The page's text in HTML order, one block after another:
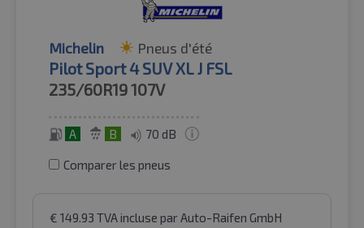
Michelin Pneus d'été
Pilot Sport 4 SUV XL J FSL
235/60R19107V
A B 70 dB
Comparer les pneus
€ 149.93 TVA incluse par Auto-Raifen GmbH